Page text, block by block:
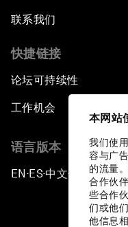
本网站
我们使
容与广
的流量
合作伙
些合作
们或他
他信息相
联系我们
快捷链接
论坛可持续性
工作机会
语言版本
EN ▪ES▪中文▪ 日本語